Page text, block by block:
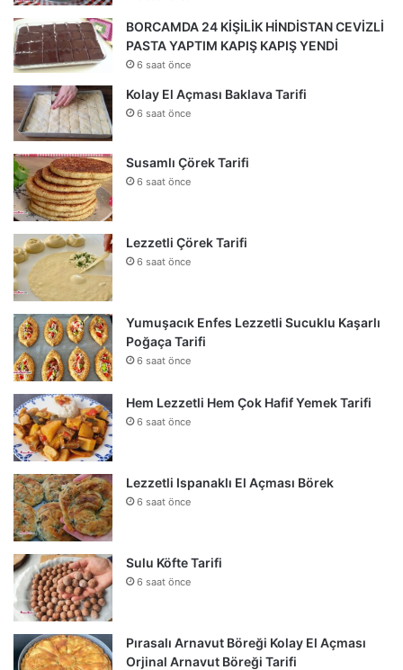
BORCAMDA 24 KİŞİLİK HİNDİSTAN CEVİZLİ
PASTA YAPTIM KAPIŞ KAPIŞ YENDİ
6 saat önce
Kolay El Açması Baklava Tarifi
6 saat önce
Susamlı Çörek Tarifi
6 saat önce
Lezzetli Çörek Tarifi
6 saat önce
Yumuşacık Enfes Lezzetli Sucuklu Kaşarlı
Poğaça Tarifi
6 saat önce
Hem Lezzetli Hem Çok Hafif Yemek Tarifi
6 saat önce
Lezzetli Ispanaklı El Açması Börek
6 saat önce
Sulu Köfte Tarifi
6 saat önce
Pırasalı Arnavut Böreği Kolay El Açması
Orjinal Arnavut Böreği Tarifi